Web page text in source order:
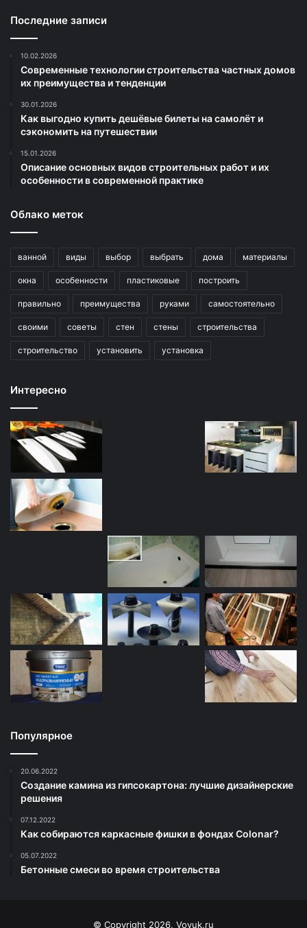
Последние записи
10.02.2026
Современные технологии строительства частных домов
их преимущества и тенденции
30.01.2026
Как выгодно купить дешёвые билеты на самолёт и
сэкономить на путешествии
15.01.2026
Описание основных видов строительных работ и их
особенности в современной практике
Облако меток
ванной виды выбор выбрать дома материалы
окна особенности пластиковые построить
правильно преимущества руками самостоятельно
своими советы стен стены строительства
строительство установить установка
Интересно
Популярное
20.06.2022
Создание камина из гипсокартона: лучшие дизайнерские
решения
07.12.2022
Как собираются каркасные фишки в фондах Colonar?
05.07.2022
Бетонные смеси во время строительства
© Copyright 2026, Vovuk.ru